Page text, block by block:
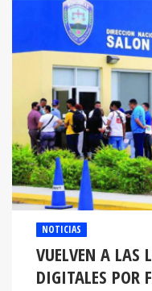
NOTICIAS
VUELVEN A LAS
DIGITALES POR